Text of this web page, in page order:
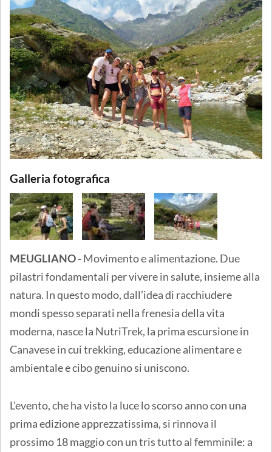
Galleria fotografica
MEUGLIANO -Movimento e alimentazione. Due
pilastri fondamentali per vivere in salute, insieme alla
natura. In questo modo, dall’idea di racchiudere
mondi spesso separati nella frenesia della vita
moderna, nasce la NutriTrek, la prima escursione in
Canavese in cui trekking, educazione alimentare e
ambientale e cibo genuino si uniscono.
L’evento, che ha visto la luce lo scorso anno con una
prima edizione apprezzatissima, si rinnova il
prossimo 18 maggio con un tris tutto al femminile: a